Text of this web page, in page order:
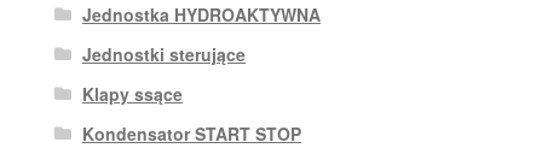
Jednostka HYDROAKTYWNA
Jednostki sterujące
Klapy ssące
Kondensator START STOP